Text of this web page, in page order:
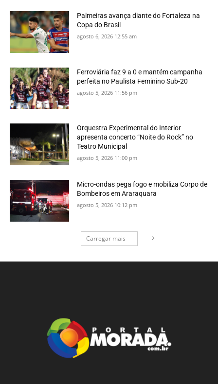
Palmeiras avança diante do Fortaleza na
Copa do Brasil
agosto 6, 2026 12:55 am
Ferroviária faz 9 a 0 e mantém campanha
perfeita no Paulista Feminino Sub-20
agosto 5, 2026 11:56 pm
Orquestra Experimental do Interior
apresenta concerto “Noite do Rock” no
Teatro Municipal
agosto 5, 2026 11:00 pm
Micro-ondas pega fogo e mobiliza Corpo de
Bombeiros em Araraquara
agosto 5, 2026 10:12 pm
Carregar mais